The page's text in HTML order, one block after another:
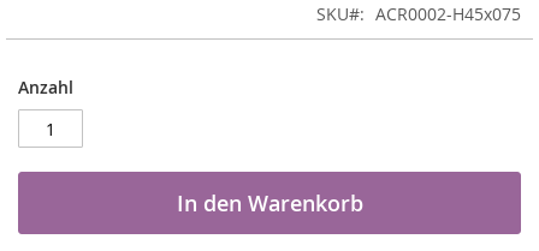
SKU
ACR0002-H45x075
Anzahl
In den Warenkorb